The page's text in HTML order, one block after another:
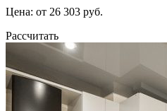
Цена: от 26 303 руб.
Рассчитать